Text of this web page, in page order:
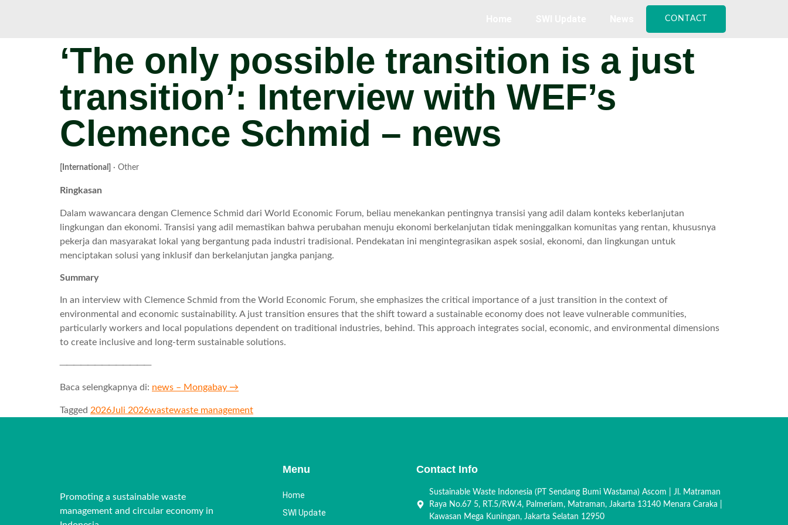
CONTACT
‘The only possible transition is a just
transition’: Interview with WEF’s
Clemence Schmid – news
[International] · Other
Ringkasan
Dalam wawancara dengan Clemence Schmid dari World Economic Forum, beliau menekankan pentingnya transisi yang adil dalam konteks keberlanjutan
lingkungan dan ekonomi. Transisi yang adil memastikan bahwa perubahan menuju ekonomi berkelanjutan tidak meninggalkan komunitas yang rentan, khususnya
pekerja dan masyarakat lokal yang bergantung pada industri tradisional. Pendekatan ini mengintegrasikan aspek sosial, ekonomi, dan lingkungan untuk
menciptakan solusi yang inklusif dan berkelanjutan jangka panjang.
Summary
In an interview with Clemence Schmid from the World Economic Forum, she emphasizes the critical importance of a just transition in the context of
environmental and economic sustainability. A just transition ensures that the shift toward a sustainable economy does not leave vulnerable communities,
particularly workers and local populations dependent on traditional industries, behind. This approach integrates social, economic, and environmental dimensions
to create inclusive and long-term sustainable solutions.
─────────────
Baca selengkapnya di: news – Mongabay →
Tagged 2026Juli 2026wastewaste management
Promoting a sustainable waste
management and circular economy in
Menu
Home
SWI Update
Contact Info
Sustainable Waste Indonesia (PT Sendang Bumi Wastama) Ascom | Jl. Matraman
Raya No.67 5, RT.5/RW.4, Palmeriam, Matraman, Jakarta 13140 Menara Caraka |
Kawasan Mega Kuningan, Jakarta Selatan 12950